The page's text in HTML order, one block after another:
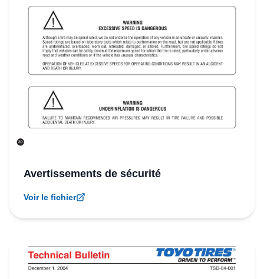
Avertissements de sécurité
Voir le fichier